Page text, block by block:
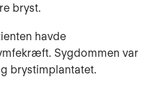
bryst.
havde
Sygdommen var
brystimplantatet.